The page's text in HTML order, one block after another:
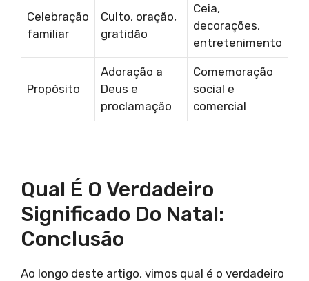
Celebração
familiar
Culto, oração,
gratidão
Ceia,
decorações,
entretenimento
Propósito
Adoração a
Deus e
proclamação
Comemoração
social e
comercial
Qual É O Verdadeiro
Significado Do Natal:
Conclusão
Ao longo deste artigo, vimos qual é o verdadeiro